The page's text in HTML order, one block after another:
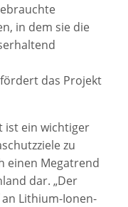
in dem sie die
das Projekt
ist ein wichtiger
zu
einen Megatrend
dar. „Der
Lithium-Ionen-